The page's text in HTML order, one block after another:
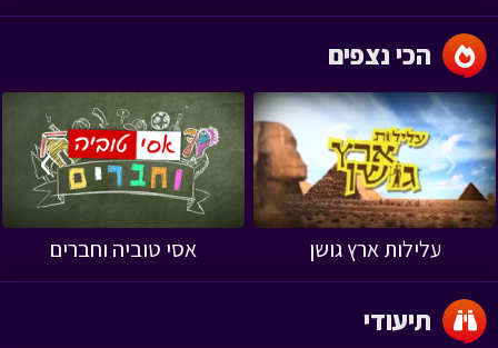
עלילות ארץ גושן אסי טוביה וחברים
‹
›